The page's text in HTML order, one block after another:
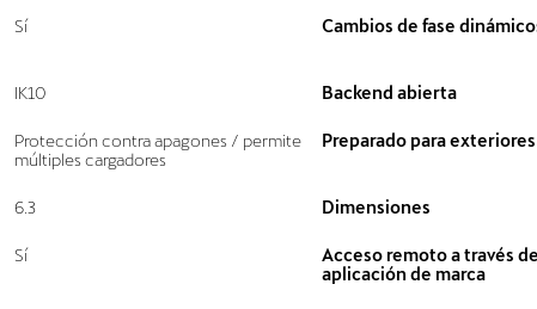
Sí Cambios de fase
IK10 Backend abierta
Protección contra apagones / permite
múltiples cargadores
Preparado para exteriores
6.3 Dimensiones
Sí
Acceso remoto a través
aplicación de marca